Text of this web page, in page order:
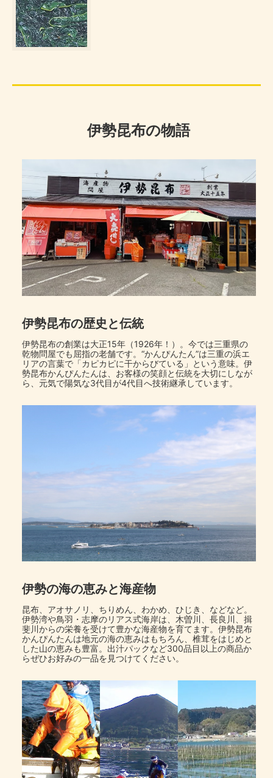
伊勢昆布の物語
伊勢昆布の歴史と伝統
伊勢昆布の創業は大正15年（1926年！）。今では三重県の
乾物問屋でも屈指の老舗です。“かんぴんたん”は三重の浜エ
リアの言葉で「カピカピに干からびている」という意味。伊
勢昆布かんぴんたんは、お客様の笑顔と伝統を大切にしなが
ら、元気で陽気な3代目が4代目へ技術継承しています。
伊勢の海の恵みと海産物
昆布、アオサノリ、ちりめん、わかめ、ひじき、などなど。
伊勢湾や鳥羽・志摩のリアス式海岸は、木曽川、長良川、揖
斐川からの栄養を受けて豊かな海産物を育てます。伊勢昆布
かんぴんたんは地元の海の恵みはもちろん、椎茸をはじめと
した山の恵みも豊富。出汁パックなど300品目以上の商品か
らぜひお好みの一品を見つけてください。